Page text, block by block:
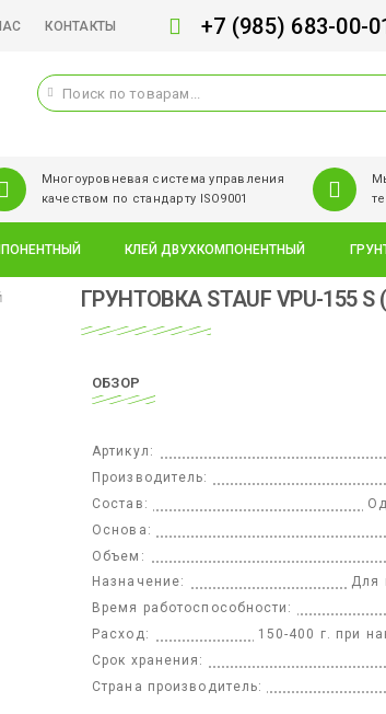
КОНТАКТЫ +7 (985) 683-00-
Многоуровневая система управления
качеством по стандарту ISO9001
КЛЕЙ ДВУХКОМПОНЕНТНЫЙ
ГРУНТОВКА STAUF VPU-155 S
ОБЗОР
Артикул:
Производитель:
Состав:
Основа:
Объем:
Назначение:
Для
Время работоспособности:
Расход:
150-400 г. при
Срок хранения:
Страна производитель: